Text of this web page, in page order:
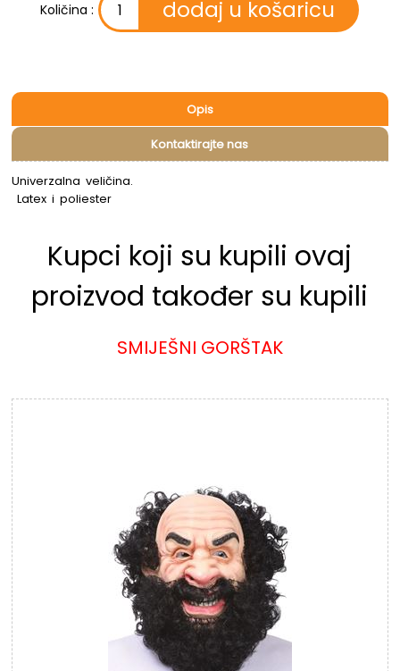
Količina :
Opis
Kontaktirajte nas
Univerzalna veličina.
Latex i poliester
Kupci koji su kupili ovaj
proizvod također su kupili
SMIJEŠNI GORŠTAK